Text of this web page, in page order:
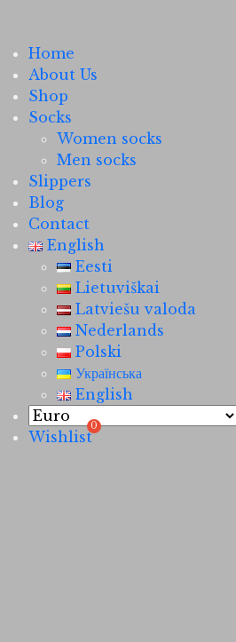
Home
About Us
Shop
Socks
Women socks
Men socks
Slippers
Blog
Contact
English
Eesti
Lietuviškai
Latviešu valoda
Nederlands
Polski
Українська
English
Wishlist